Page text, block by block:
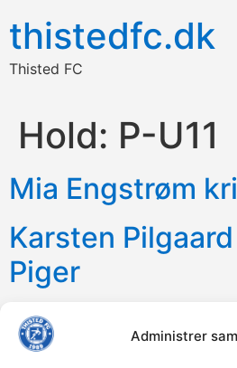
Administrer
thistedfc.dk
Thisted FC
Hold: P-U11
Mia Engstrøm
Karsten
Piger
Frank Vinther